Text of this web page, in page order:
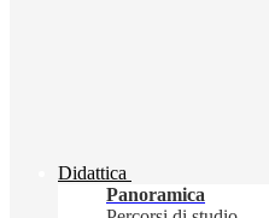
Didattica
Panoramica